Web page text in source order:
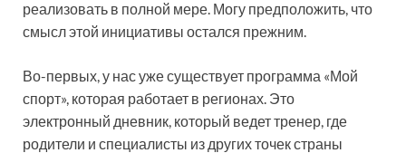
реализовать в полной мере. Могу предположить, что
смысл этой инициативы остался прежним.
Во-первых, у нас уже существует программа «Мой
спорт», которая работает в регионах. Это
электронный дневник, который ведет тренер, где
родители и специалисты из других точек страны